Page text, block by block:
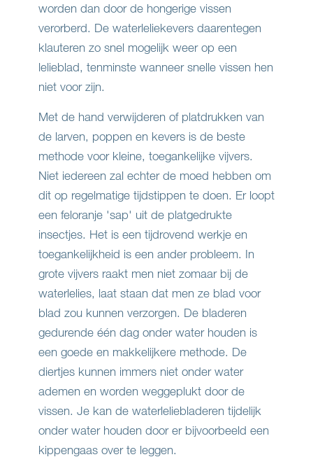
worden dan door de hongerige vissen
verorberd. De waterleliekevers daarentegen
klauteren zo snel mogelijk weer op een
lelieblad, tenminste wanneer snelle vissen hen
niet voor zijn.
Met de hand verwijderen of platdrukken van
de larven, poppen en kevers is de beste
methode voor kleine, toegankelijke vijvers.
Niet iedereen zal echter de moed hebben om
dit op regelmatige tijdstippen te doen. Er loopt
een feloranje 'sap' uit de platgedrukte
insectjes. Het is een tijdrovend werkje en
toegankelijkheid is een ander probleem. In
grote vijvers raakt men niet zomaar bij de
waterlelies, laat staan dat men ze blad voor
blad zou kunnen verzorgen. De bladeren
gedurende één dag onder water houden is
een goede en makkelijkere methode. De
diertjes kunnen immers niet onder water
ademen en worden weggeplukt door de
vissen. Je kan de waterleliebladeren tijdelijk
onder water houden door er bijvoorbeeld een
kippengaas over te leggen.